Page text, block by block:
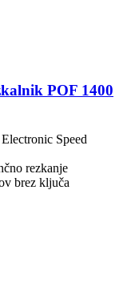
POF 1400
Speed
rezkanje
brez ključa